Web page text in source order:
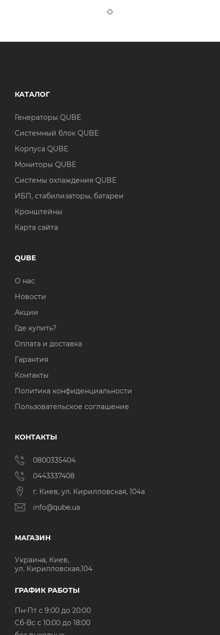
КАТАЛОГ
Генераторы QUBE
Системный блок QUBE
Корпуса QUBE
Мониторы QUBE
Системы охлаждения QUBE
ИБП, стабилизаторы, батареи
Кронштейны
Карта сайта
QUBE
О нас
Новости
Акции
Где купить?
Оплата и доставка
Гарантия
Контакты
Политика конфиденциальности
Пользовательское соглашение
КОНТАКТЫ
0800335404
0443337408
г. Киев, ул. Кирилловская, 104а
info@qube.ua
МАГАЗИН
Украина, Киев,
ул. Кирилловская,104
ГРАФИК РАБОТЫ
Пн-Пт с 9:00 до 20:00
Cб-Вс с 10:00 до 18:00